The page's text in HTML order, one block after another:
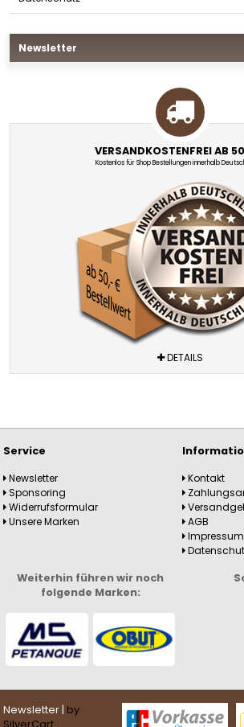
Newsletter
VERSANDKOSTENFREI AB
Kostenlos für Shop Bestellungen innerhalb
DETAILS
Service
Newsletter
Sponsoring
Widerrufsformular
Unsere Marken
Kontakt
AGB
Impressum
Weiterhin führen wir noch
folgende Marken:
Newsletter | by
SilverCart